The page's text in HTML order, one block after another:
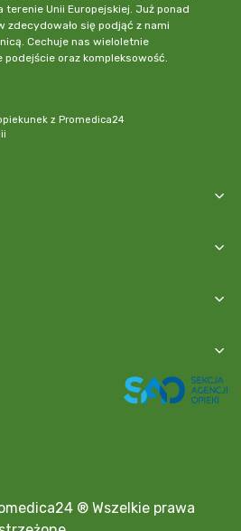
Unii Europejskiej. Już ponad
zdecydowało się podjąć z nami
Cechuje nas wieloletnie
oraz kompleksowość.
z Promedica24
® Wszelkie prawa